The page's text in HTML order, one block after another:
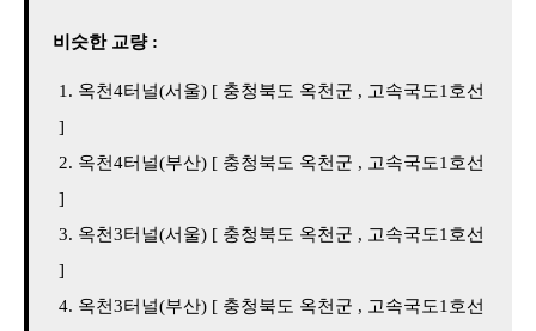
비슷한 교량 :
옥천4터널(서울) [ 충청북도 옥천군 , 고속국도1호선
]
옥천4터널(부산) [ 충청북도 옥천군 , 고속국도1호선
]
옥천3터널(서울) [ 충청북도 옥천군 , 고속국도1호선
]
옥천3터널(부산) [ 충청북도 옥천군 , 고속국도1호선